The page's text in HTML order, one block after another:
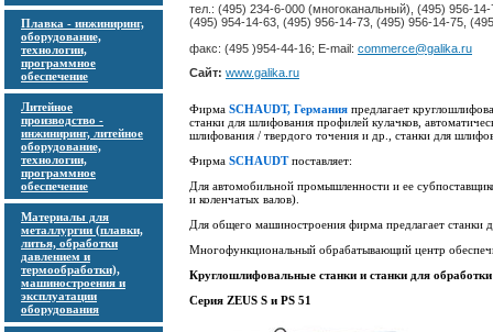
Плавка - инжиниринг,
оборудование,
технологии,
программное
обеспечение
Литейное
производство -
инжиниринг, литейное
оборудование,
технологии,
программное
обеспечение
Материалы для
металлургии (плавки,
литья, обработки
давлением и
термообработки),
машиностроения и
эксплуатации
оборудования
тел.: (495) 234-6-000 (многоканальный), (495) 956-
(495) 954-14-63, (495) 956-14-73, (495) 956-14-75,
факс: (495 )954-44-16; E-mail: commerce@galika.ru
Сайт: www.galika.ru
Фирма SCHAUDT, Германия предлагает
станки для шлифования профилей кулачков,
шлифования / твердого точения и др., станки для
Фирма SCHAUDTпоставляет:
Для автомобильной промышленности и ее
и коленчатых валов).
Для общего машиностроения фирма предлагает станки
Многофункциональный обрабатывающий центр
Круглошлифовальные станки и станки для
Серия ZEUS S и PS 51